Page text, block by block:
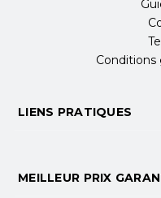
Conditions
LIENS PRATIQUES
MEILLEUR PRIX